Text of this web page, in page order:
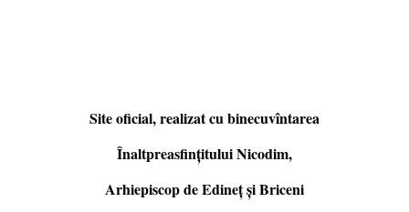
Site oficial, realizat cu binecuvîntarea
Înaltpreasfințitului Nicodim,
Arhiepiscop de Edineţ şi Briceni